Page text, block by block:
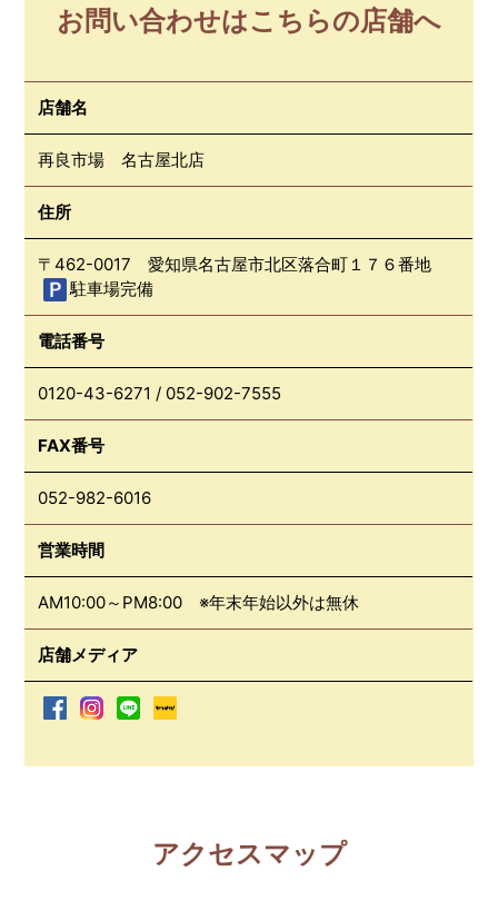
お問い合わせはこちらの店舗へ
店舗名
再良市場 名古屋北店
住所
〒462-0017 愛知県名古屋市北区落合町１７６番地
駐車場完備
電話番号
0120-43-6271 / 052-902-7555
FAX番号
052-982-6016
営業時間
AM10:00～PM8:00 ※年末年始以外は無休
店舗メディア
アクセスマップ